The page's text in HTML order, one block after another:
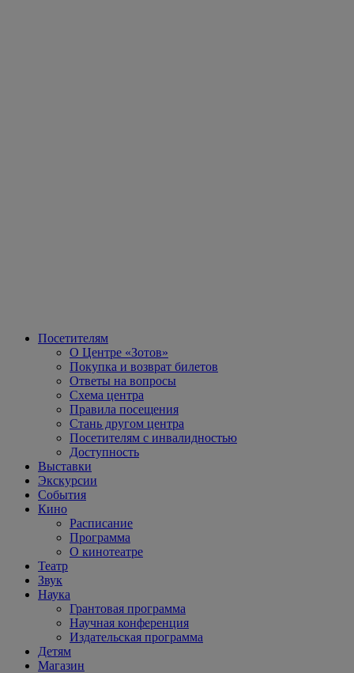
Посетителям
О Центре «Зотов»
Покупка и возврат билетов
Ответы на вопросы
Схема центра
Правила посещения
Стань другом центра
Посетителям с инвалидностью
Доступность
Выставки
Экскурсии
События
Кино
Расписание
Программа
О кинотеатре
Театр
Звук
Наука
Грантовая программа
Научная конференция
Издательская программа
Детям
Магазин